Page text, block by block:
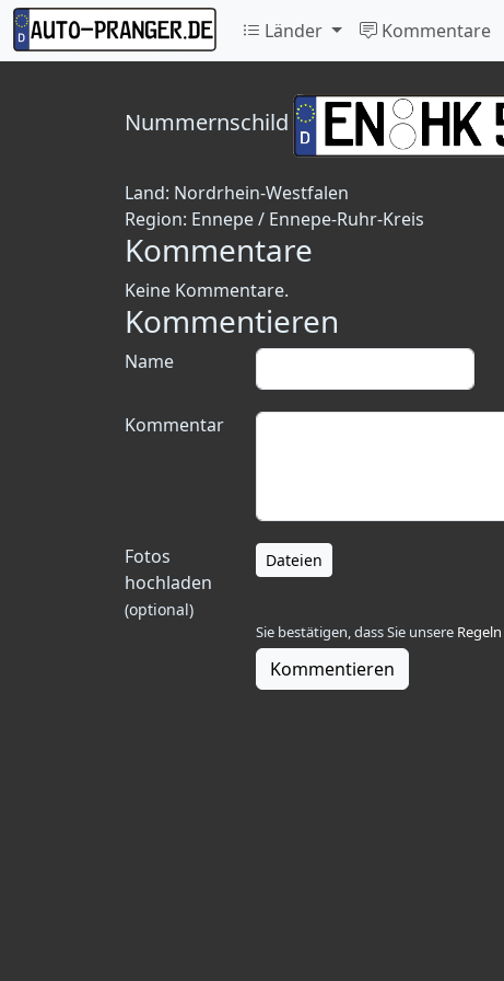
Länder Kommentare
Nummernschild
Land: Nordrhein-Westfalen
Region: Ennepe / Ennepe-Ruhr-Kreis
Kommentare
Keine Kommentare.
Kommentieren
Name
Kommentar
Fotos
hochladen
(optional)
Dateien
Sie bestätigen, dass Sie unsere Regeln
Kommentieren